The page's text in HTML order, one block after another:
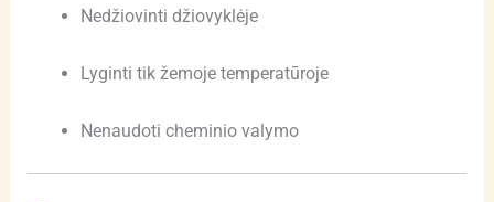
Nedžiovinti džiovyklėje
Lyginti tik žemoje temperatūroje
Nenaudoti cheminio valymo